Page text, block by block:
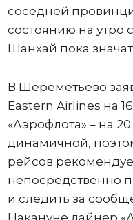
соседней
состоянию на утро
Шанхай пока
В Шереметьево
Eastern Airlines на
«Аэрофлота» – на
динамичной,
рейсов
непосредственно
и следить за
Накануне лайнер